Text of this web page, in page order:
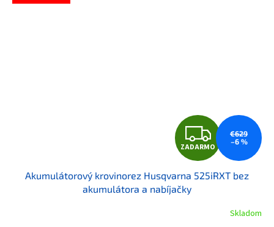
ZADARMO
€629
–6 %
Akumulátorový krovinorez Husqvarna 525iRXT bez
akumulátora a nabíjačky
Skladom